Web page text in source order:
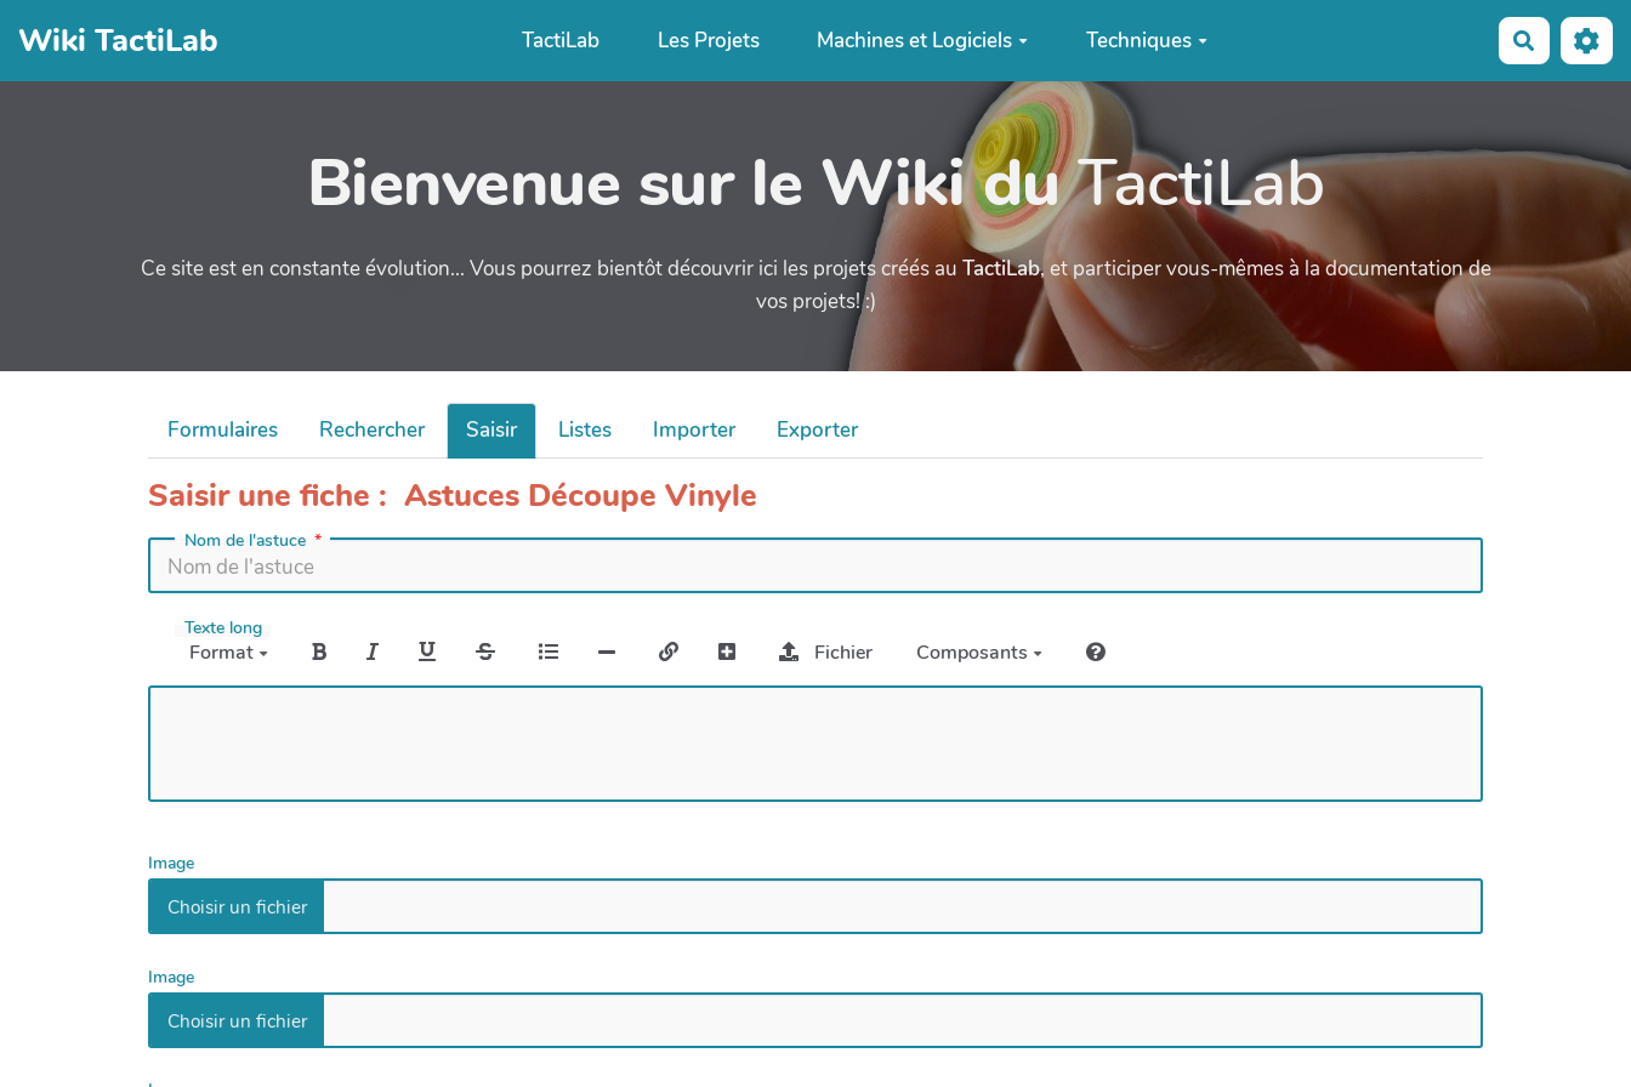
Wiki TactiLab TactiLab Les Projets Machines et Logiciels Techniques
Bienvenue sur le Wiki duTactiLab
Ce site est en constante évolution... Vous pourrez bientôt découvrir ici les projets créés au TactiLab, et participer vous-mêmes à la documentation de
vos projets! :)
Formulaires Rechercher Saisir Listes Importer Exporter
Saisir une fiche : Astuces Découpe Vinyle
Nom de l'astuce
Texte long
Format Fichier Composants
Image
Image